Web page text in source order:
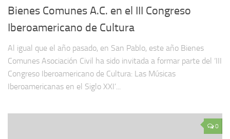
Bienes Comunes A.C. en el III Congreso
Iberoamericano de Cultura
Al igual que el año pasado, en San Pablo, este año Bienes
Comunes Asociación Civil ha sido invitada a formar parte del ‘III
Congreso Iberoamericano de Cultura: Las Músicas
Iberoamericanas en el Siglo XXI’...
0